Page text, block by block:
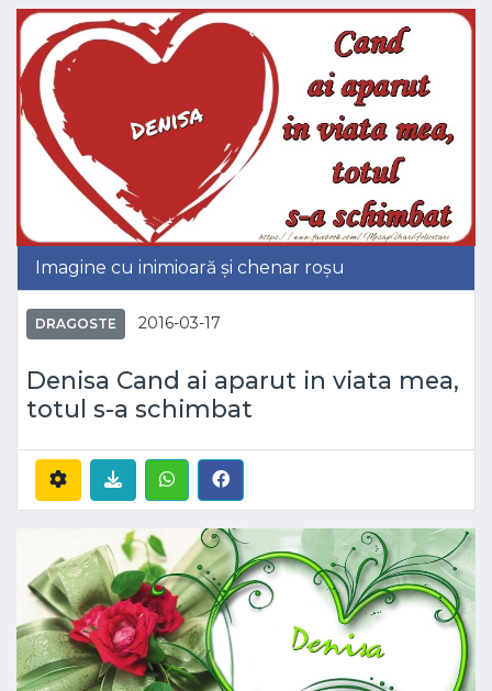
Imagine cu inimioară și chenar roșu
DRAGOSTE 2016-03-17
Denisa Cand ai aparut in viata mea,
totul s-a schimbat